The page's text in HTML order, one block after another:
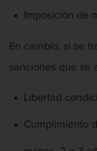
Hurto
Peligro de
Acecho
Imposición de
En cambio, si se
sanciones que se
Libertad
Cumplimiento